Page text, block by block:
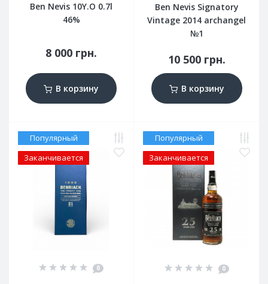
Ben Nevis 10Y.O 0.7l
46%
8 000 грн.
В корзину
Ben Nevis Signatory
Vintage 2014 archangel
№1
10 500 грн.
В корзину
Популярный
Заканчивается
0
Популярный
Заканчивается
0